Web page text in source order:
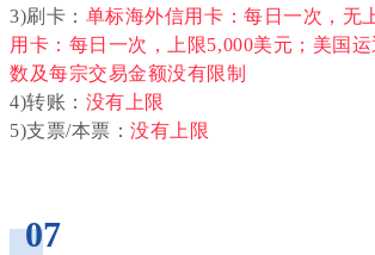
3)刷卡： 单标海外信用卡：每日一次，无
用卡：每日一次，上限5,000美元；美国
数及每宗交易金额没有限制
4)转账： 没有上限
5)支票/本票：没有上限
07